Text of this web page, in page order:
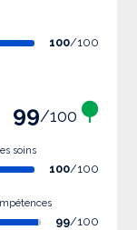
100/100
99/100
soins
100/100
99/100